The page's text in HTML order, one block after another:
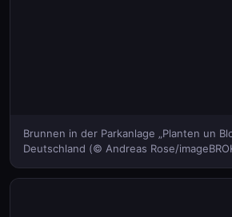
Brunnen in der Parkanlage „Planten un
Deutschland (© Andreas Rose/